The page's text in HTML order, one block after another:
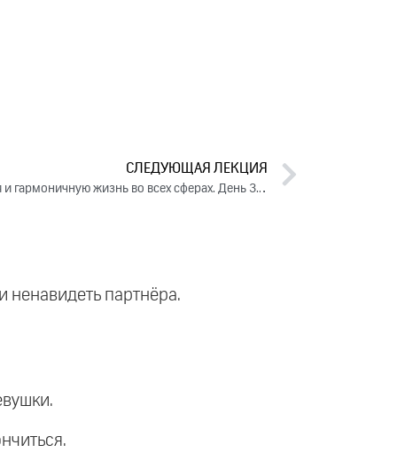
СЛЕДУЮЩАЯ ЛЕКЦИЯ
Как создать счастливые отношения и гармоничную жизнь во всех сферах. День 3. Часть 2 (2025)
ненавидеть партнёра.